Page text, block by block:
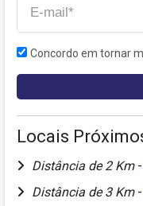
Concordo em tornar
Locais
Distância de 2 Km -
Distância de 3 Km -